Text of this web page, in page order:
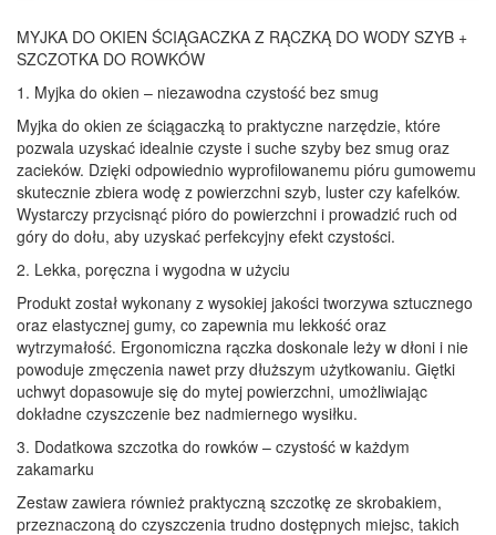
MYJKA DO OKIEN ŚCIĄGACZKA Z RĄCZKĄ DO WODY SZYB +
SZCZOTKA DO ROWKÓW
1. Myjka do okien – niezawodna czystość bez smug
Myjka do okien ze ściągaczką to praktyczne narzędzie, które
pozwala uzyskać idealnie czyste i suche szyby bez smug oraz
zacieków. Dzięki odpowiednio wyprofilowanemu pióru gumowemu
skutecznie zbiera wodę z powierzchni szyb, luster czy kafelków.
Wystarczy przycisnąć pióro do powierzchni i prowadzić ruch od
góry do dołu, aby uzyskać perfekcyjny efekt czystości.
2. Lekka, poręczna i wygodna w użyciu
Produkt został wykonany z wysokiej jakości tworzywa sztucznego
oraz elastycznej gumy, co zapewnia mu lekkość oraz
wytrzymałość. Ergonomiczna rączka doskonale leży w dłoni i nie
powoduje zmęczenia nawet przy dłuższym użytkowaniu. Giętki
uchwyt dopasowuje się do mytej powierzchni, umożliwiając
dokładne czyszczenie bez nadmiernego wysiłku.
3. Dodatkowa szczotka do rowków – czystość w każdym
zakamarku
Zestaw zawiera również praktyczną szczotkę ze skrobakiem,
przeznaczoną do czyszczenia trudno dostępnych miejsc, takich